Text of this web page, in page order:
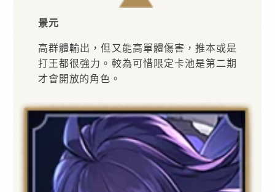
景元
高群體輸出，但又能高單體傷害，推本或是
打王都很強力。較為可惜限定卡池是第二期
才會開放的角色。